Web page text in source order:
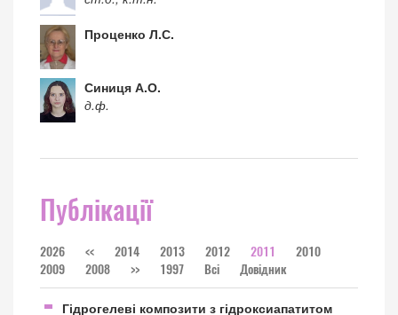
Проценко Л.С.
Синиця А.О.
д.ф.
Публікації
2026 << 2014 2013 2012 2011
2010
2009
2008 >> 1997 Всі Довідник
Гідрогелеві композити з гідроксиапатитом